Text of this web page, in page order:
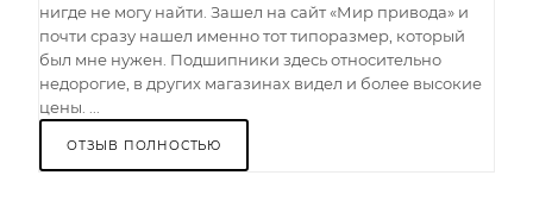
нигде не могу найти. Зашел на сайт «Мир привода» и
почти сразу нашел именно тот типоразмер, который
был мне нужен. Подшипники здесь относительно
недорогие, в других магазинах видел и более высокие
цены. ...
ОТЗЫВ ПОЛНОСТЬЮ